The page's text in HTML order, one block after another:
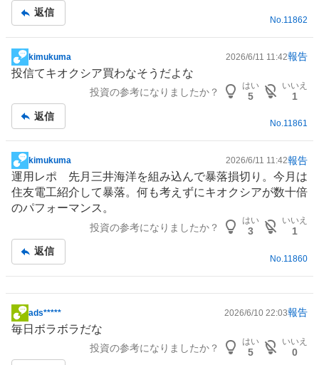
返信
No. 11862
掲
示
事
kimukuma 2026/6/11 11:42報告
投信てキオクシア買わなそうだよな
投資の参考になりましたか？
はい
5
いいえ
1
返信
No.11861
掲
示
板
記
kimukuma 2026/6/11 11:42報告
運用レポ 先月三井海洋を組み込んで暴落損切り。今月は
住友電工紹介して暴落。何も考えずにキオクシアが数十倍
のパフォーマンス。
投資の参考になりましたか？
はい
3
いいえ
1
返信
No. 11860
掲
示
ads***** 2026/6/10 22:03報告
毎日ボラボラだな
投資の参考になりましたか？
はい
5
いいえ
0